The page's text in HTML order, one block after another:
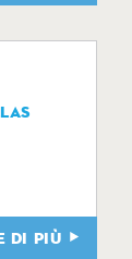
DI PIÙ